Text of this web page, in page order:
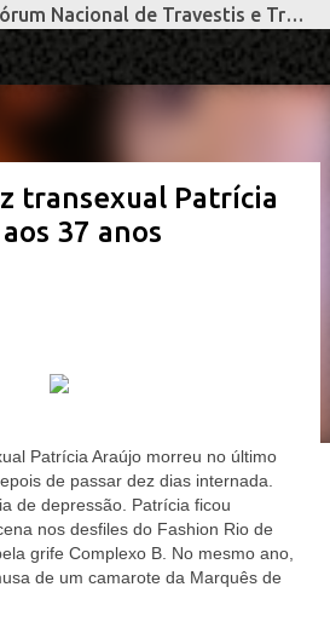
o conteúdo principal
FONATRANS - Fórum Nacional de Travestis e Transexuais Negras e Negros
transexual Patrícia
37 anos
Patrícia Araújo morreu no último
de passar dez dias internada.
de depressão. Patrícia ficou
nos desfiles do Fashion Rio de
grife Complexo B. No mesmo ano,
de um camarote da Marquês de